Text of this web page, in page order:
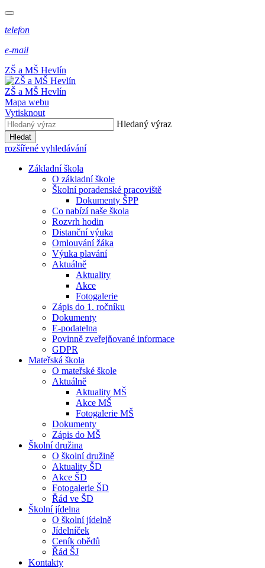
telefon
e-mail
ZŠ a MŠ Hevlín
ZŠ a MŠ Hevlín
Mapa webu
Vytisknout
Hledaný výraz
Hledat
rozšířené vyhledávání
Základní škola
O základní škole
Školní poradenské pracoviště
Dokumenty ŠPP
Co nabízí naše škola
Rozvrh hodin
Distanční výuka
Omlouvání žáka
Výuka plavání
Aktuálně
Aktuality
Akce
Fotogalerie
Zápis do 1. ročníku
Dokumenty
E-podatelna
Povinně zveřejňované informace
GDPR
Mateřská škola
O mateřské škole
Aktuálně
Aktuality MŠ
Akce MŠ
Fotogalerie MŠ
Dokumenty
Zápis do MŠ
Školní družina
O školní družině
Aktuality ŠD
Akce ŠD
Fotogalerie ŠD
Řád ve ŠD
Školní jídelna
O školní jídelně
Jídelníček
Ceník obědů
Řád ŠJ
Kontakty